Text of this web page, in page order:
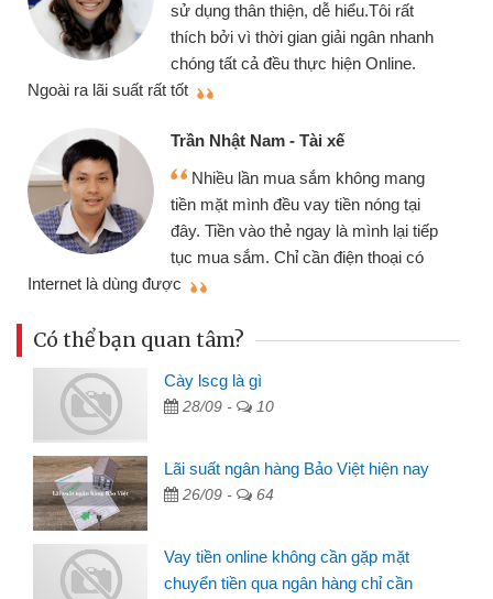
sử dụng thân thiện, dễ hiểu.Tôi rất
thích bởi vì thời gian giải ngân nhanh
chóng tất cả đều thực hiện Online.
Ngoài ra lãi suất rất tốt
Trần Nhật Nam - Tài xế
Nhiều lần mua sắm không mang
tiền mặt mình đều vay tiền nóng tại
đây. Tiền vào thẻ ngay là mình lại tiếp
tục mua sắm. Chỉ cần điện thoại có
Internet là dùng được
Có thể bạn quan tâm?
Cày lscg là gì
28/09 - 10
Lãi suất ngân hàng Bảo Việt hiện nay
26/09 - 64
Vay tiền online không cần gặp mặt
chuyển tiền qua ngân hàng chỉ cần